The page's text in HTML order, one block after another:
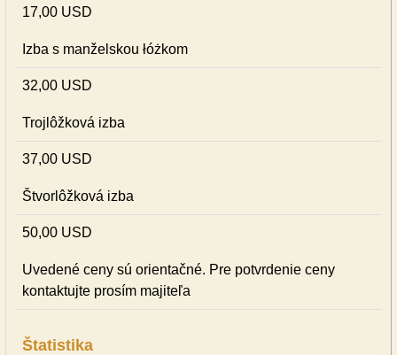
17,00 USD
Izba s manželskou łóżkom
32,00 USD
Trojlôžková izba
37,00 USD
Štvorlôžková izba
50,00 USD
Uvedené ceny sú orientačné. Pre potvrdenie ceny
kontaktujte prosím majiteľa
Štatistika